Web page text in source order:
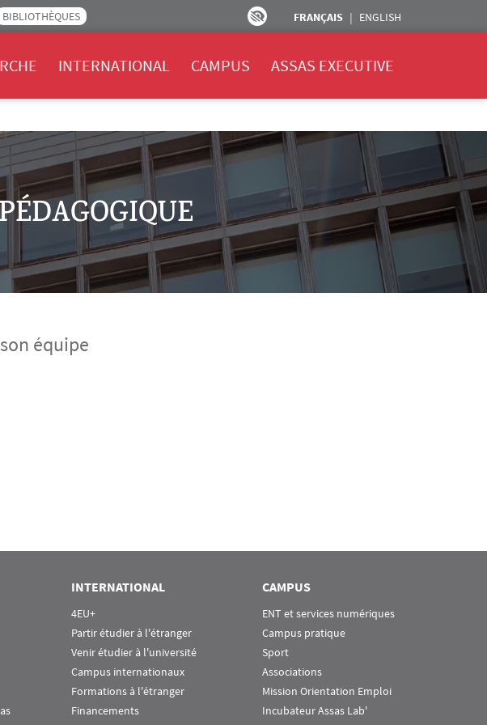
BIBLIOTHÈQUES FRANÇAIS ENGLISH
INTERNATIONAL CAMPUS ASSAS EXECUTIVE
équipe
INTERNATIONAL
4EU+
Partir étudier à l'étranger
Venir étudier à l'université
Campus internationaux
Formations à l'étranger
Financements
CAMPUS
ENT et services numériques
Campus pratique
Sport
Associations
Mission Orientation Emploi
Incubateur Assas Lab'